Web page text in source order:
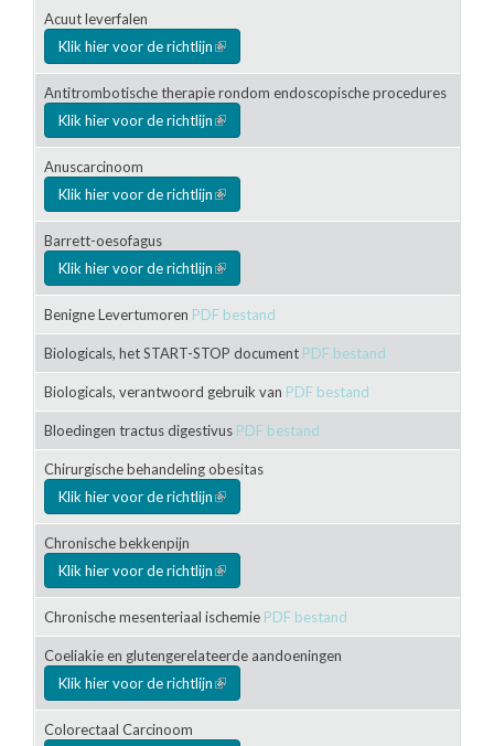
Acuut leverfalen
Klik hier voor de richtlijn(link is external)
Antitrombotische therapie rondom endoscopische procedures
Klik hier voor de richtlijn(link is external)
Anuscarcinoom
Klik hier voor de richtlijn(link is external)
Barrett-oesofagus
Klik hier voor de richtlijn(link is external)
Benigne Levertumoren PDF bestand
Biologicals, het START-STOP document PDF bestand
Biologicals, verantwoord gebruik van PDF bestand
Bloedingen tractus digestivus PDF bestand
Chirurgische behandeling obesitas
Klik hier voor de richtlijn(link is external)
Chronische bekkenpijn
Klik hier voor de richtlijn(link is external)
Chronische mesenteriaal ischemie PDF bestand
Coeliakie en glutengerelateerde aandoeningen
Klik hier voor de richtlijn(link is external)
Colorectaal Carcinoom